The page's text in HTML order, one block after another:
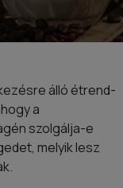
álló étrend-
a
szolgálja-e
melyik lesz